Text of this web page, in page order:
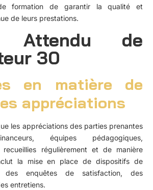
formation de garantir la qualité et
de leurs prestations.
Attendu de
30
en matière de
appréciations
les appréciations des parties prenantes
équipes pédagogiques,
recueillies régulièrement et de manière
la mise en place de dispositifs de
enquêtes de satisfaction, des
entretiens.